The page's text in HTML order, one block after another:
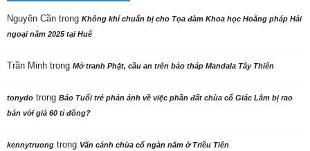
Nguyên Cần trong Không khí chuẩn bị cho Tọa đàm Khoa học Hoằng pháp Hải
ngoại năm 2025 tại Huế
Trần Minh trong Mở tranh Phật, cầu an trên bảo tháp Mandala Tây Thiên
tonydo trong Báo Tuổi trẻ phản ảnh về việc phần đất chùa cổ Giác Lâm bị rao
bán với giá 60 tỉ đồng?
kennytruong trong Vãn cảnh chùa cổ ngàn năm ở Triều Tiên